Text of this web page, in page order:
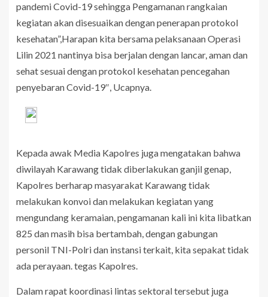
pandemi Covid-19 sehingga Pengamanan rangkaian
kegiatan akan disesuaikan dengan penerapan protokol
kesehatan”,Harapan kita bersama pelaksanaan Operasi
Lilin 2021 nantinya bisa berjalan dengan lancar, aman dan
sehat sesuai dengan protokol kesehatan pencegahan
penyebaran Covid-19″, Ucapnya.
Kepada awak Media Kapolres juga mengatakan bahwa
diwilayah Karawang tidak diberlakukan ganjil genap,
Kapolres berharap masyarakat Karawang tidak
melakukan konvoi dan melakukan kegiatan yang
mengundang keramaian, pengamanan kali ini kita libatkan
825 dan masih bisa bertambah, dengan gabungan
personil TNI-Polri dan instansi terkait, kita sepakat tidak
ada perayaan. tegas Kapolres.
Dalam rapat koordinasi lintas sektoral tersebut juga